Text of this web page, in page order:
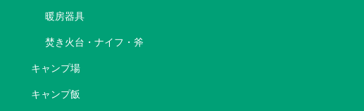
暖房器具
焚き火台・ナイフ・斧
キャンプ場
キャンプ飯